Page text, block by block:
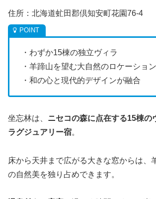
住所：北海道虻田郡倶知安町花園76-4
・わずか15棟の独立ヴィラ
・羊蹄山を望む大自然のロケーション
・和の心と現代的デザインが融合
坐忘林は、 ニセコの森に点在する15棟の
ラグジュアリー宿。
床から天井まで広がる大きな窓からは、
の自然美を独り占めできます。